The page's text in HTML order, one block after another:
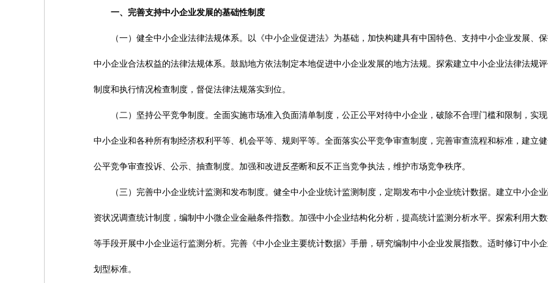
一、完善支持中小企业发展的基础性制度
（一）健全中小企业法律法规体系。以《中小企业促进法》为基础，加快构建具有中国特色、支持中小企业发展、
中小企业合法权益的法律法规体系。鼓励地方依法制定本地促进中小企业发展的地方法规。探索建立中小企业法律法规
制度和执行情况检查制度，督促法律法规落实到位。
（二）坚持公平竞争制度。全面实施市场准入负面清单制度，公正公平对待中小企业，破除不合理门槛和限制，实
中小企业和各种所有制经济权利平等、机会平等、规则平等。全面落实公平竞争审查制度，完善审查流程和标准，建立
公平竞争审查投诉、公示、抽查制度。加强和改进反垄断和反不正当竞争执法，维护市场竞争秩序。
（三）完善中小企业统计监测和发布制度。健全中小企业统计监测制度，定期发布中小企业统计数据。建立中小企
资状况调查统计制度，编制中小微企业金融条件指数。加强中小企业结构化分析，提高统计监测分析水平。探索利用大
等手段开展中小企业运行监测分析。完善《中小企业主要统计数据》手册，研究编制中小企业发展指数。适时修订中小
划型标准。